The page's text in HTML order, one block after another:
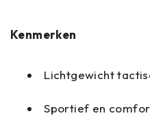
Kenmerken
Lichtgewicht
Sportief en